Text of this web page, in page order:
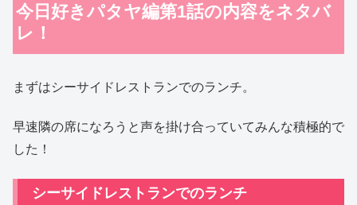
今日好きパタヤ編第1話の内容をネタバ
レ！
まずはシーサイドレストランでのランチ。
早速隣の席になろうと声を掛け合っていてみんな積極的で
した！
シーサイドレストランでのランチ